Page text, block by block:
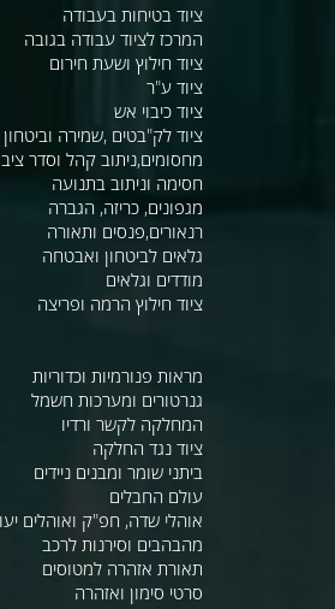
ציוד בטיחות בעבודה
המרכז לציוד עבודה בגובה
ציוד חילוץ ושעת חירום
ציוד ע"ר
ציוד כיבוי אש
ציוד לק"בטים ,שמירה וביטחון
מחסומים,ניתוב קהל וסדר
חסימה וניתוב בתנועה
מגפונים, כריזה, הגברה
רנאורים,פנסים ותאורה
גלאים לביטחון ואבטחה
מודדים וגלאים
ציוד חילוץ הרמה ופריצה
מראות פנורמיות וכדוריות
גנרטורים ומערכות חשמל
המחלקה לקשר ורדיו
ציוד נגד החלקה
ביתני שומר ומבנים ניידים
עולם החבלים
אוהלי שדה, חפ"ק ואוהלים
מהבהבים וסירנות לרכב
תאורת אזהרה למטוסים
סרטי סימון ואזהרה